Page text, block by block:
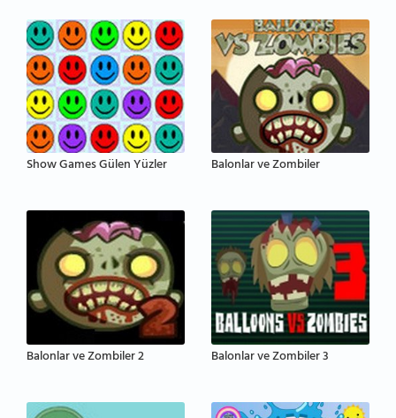
Show Games Gülen Yüzler Balonlar ve Zombiler
Balonlar ve Zombiler 2 Balonlar ve Zombiler 3